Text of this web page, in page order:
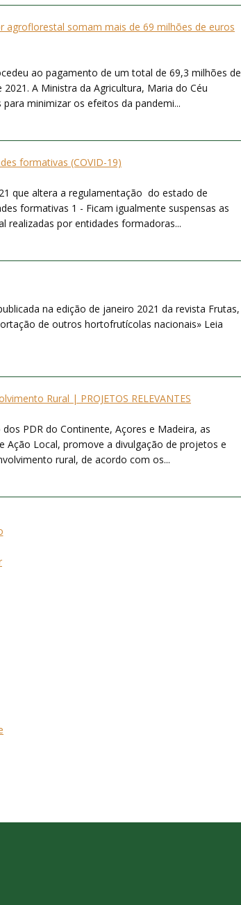
agroflorestal somam mais de 69 milhões de euros
ao pagamento de um total de 69,3 milhões de
A Ministra da Agricultura, Maria do Céu
minimizar os efeitos da pandemi...
formativas (COVID-19)
que altera a regulamentação do estado de
formativas 1 - Ficam igualmente suspensas as
realizadas por entidades formadoras...
na edição de janeiro 2021 da revista Frutas,
de outros hortofrutícolas nacionais» Leia
Rural | PROJETOS RELEVANTES
PDR do Continente, Açores e Madeira, as
Ação Local, promove a divulgação de projetos e
rural, de acordo com os...